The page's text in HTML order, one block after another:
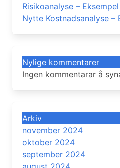
Risikoanalyse –
Nytte Kostnadsanalyse –
Nylige kommentarer
Ingen kommentarar å
Arkiv
november 2024
oktober 2024
september 2024